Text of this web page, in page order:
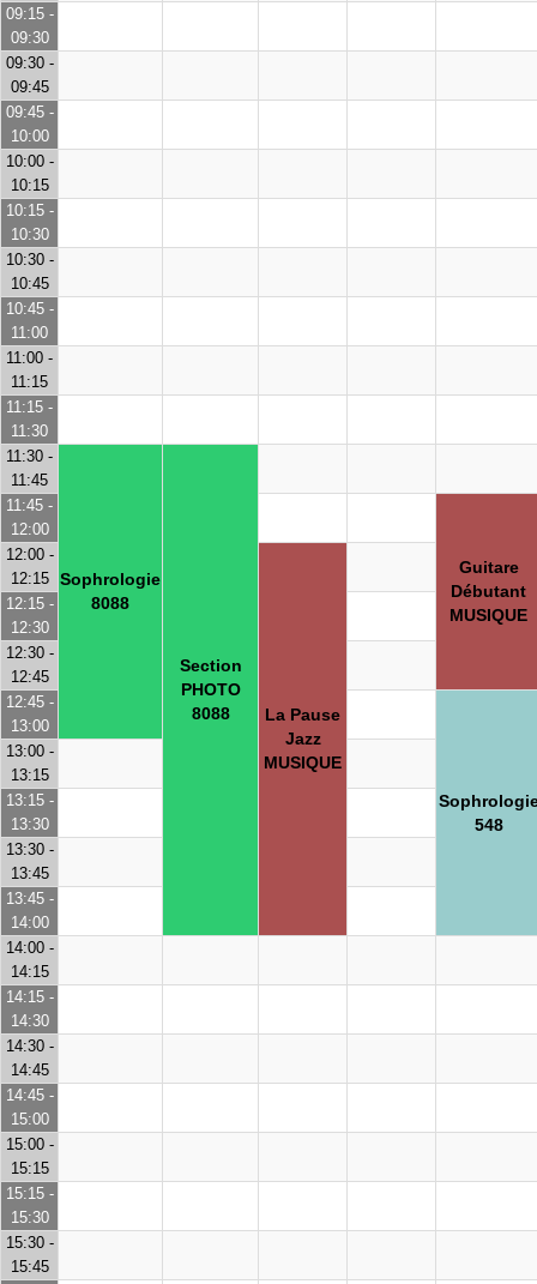
09:15 -
09:30
09:30 -
09:45
09:45 -
10:00
10:00 -
10:15
10:15 -
10:30
10:30 -
10:45
10:45 -
11:00
11:00 -
11:15
11:15 -
11:30
11:30 -
11:45
Sophrologie
8088
Section
PHOTO
8088
11:45 -
12:00
Guitare
Débutant
MUSIQUE
12:00 -
12:15
La Pause
Jazz
MUSIQUE
12:15 -
12:30
12:30 -
12:45
12:45 -
13:00
548
13:00 -
13:15
13:15 -
13:30
13:30 -
13:45
13:45 -
14:00
14:00 -
14:15
14:15 -
14:30
14:30 -
14:45
14:45 -
15:00
15:00 -
15:15
15:15 -
15:30
15:30 -
15:45